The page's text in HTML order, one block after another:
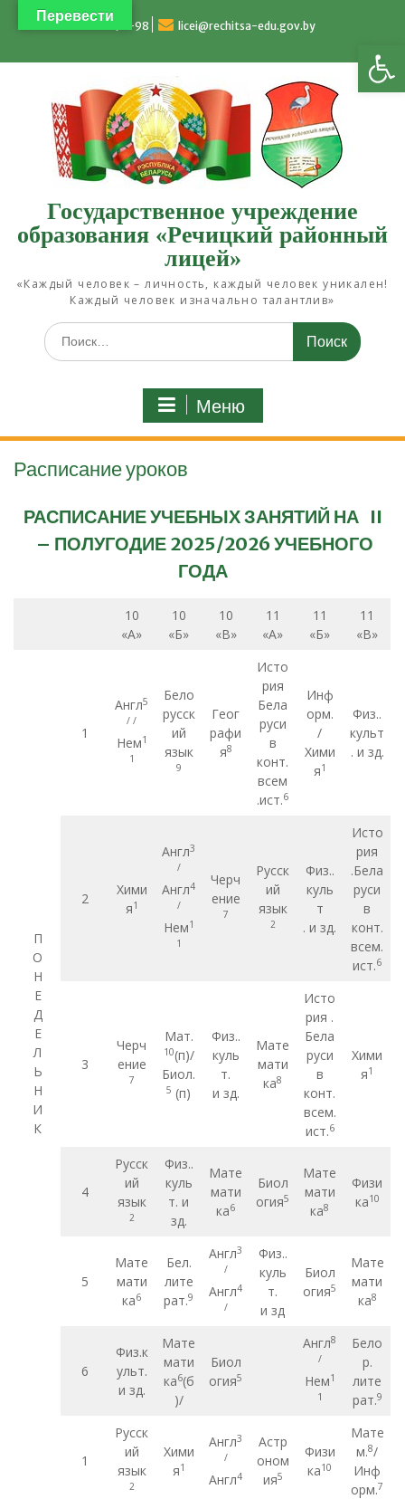
Открыть панель инструментов
Перейти
4-93-98 licei@rechitsa-edu.gov.by
Государственное учреждение
образования «Речицкий районный
лицей»
«Каждый человек – личность, каждый человек уникален!
Каждый человек изначально талантлив»
Искать:
Меню
Расписание уроков
РАСПИСАНИЕ УЧЕБНЫХ ЗАНЯТИЙ НА II
– ПОЛУГОДИЕ 2025/2026 УЧЕБНОГО
ГОДА
10
«А»
10
«Б»
10
«В»
11
«А»
11
«Б»
11
«В»
П
О
Н
Е
Д
Е
Л
Ь
Н
И
К
1
Англ5
/ /
Нем1
1
Бело
русск
ий
язык
9
Геог
рафи
я8
Исто
рия
Бела
руси
в
конт.
всем
.ист.6
Инф
орм.
/
Хими
я1
Физ..
культ
. и зд.
2
Хими
я1
Англ3
/
Англ4
/
Нем1
1
Черч
ение
7
Русск
ий
язык
2
Физ..
куль
т
. и зд.
Исто
рия
.Бела
руси
в
конт.
всем.
ист.6
3
Черч
ение
7
Мат.
10(п)/
Биол.
5 (п)
Физ..
куль
т.
и зд.
Мате
мати
ка8
Исто
рия .
Бела
руси
в
конт.
всем.
ист.6
Хими
я1
4
Русск
ий
язык
2
Физ..
куль
т. и
зд.
Мате
мати
ка6
Биол
огия5
Мате
мати
ка8
Физи
ка10
5
Мате
мати
ка6
Бел.
лите
рат.9
Англ3
/
Англ4
/
Физ..
куль
т.
и зд
Биол
огия5
Мате
мати
ка8
6
Физ.к
ульт.
и зд.
Мате
мати
ка6(б
)/
Биол
огия5
Англ8
/
Нем1
1
Бело
р.
лите
рат.9
1
Русск
ий
язык
2
Хими
я1
Англ3
/
Англ4
Астр
оном
ия5
Физи
ка10
Мате
м.8/
Инф
орм.7
Перевести